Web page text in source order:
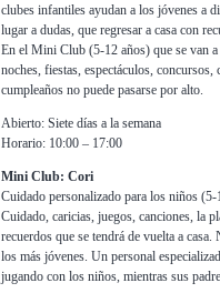
clubes infantiles ayudan a los jóvenes a
lugar a dudas, que regresar a casa con
En el Mini Club (5-12 años) que se van
noches, fiestas, espectáculos,
cumpleaños no puede pasarse por alto.
Abierto: Siete días a la semana
Horario: 10:00 – 17:00
Mini Club: Cori
Cuidado personalizado para los niños
Cuidado, caricias, juegos, canciones, la
recuerdos que se tendrá de vuelta a
los más jóvenes. Un personal
jugando con los niños, mientras sus